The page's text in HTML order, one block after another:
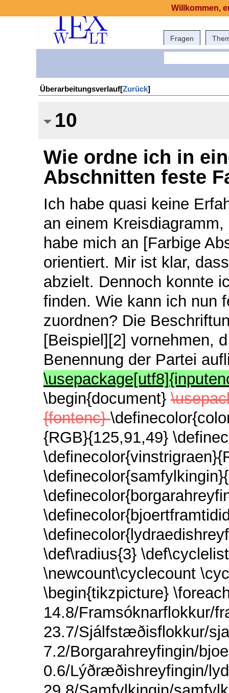
Fragen
Überarbeitungsverlauf[Zurück]
10
Wie ordne ich in
Abschnitten feste
Ich habe quasi keine
an einem
habe mich an [Farbige
orientiert. Mir ist klar,
abzielt. Dennoch konnte
finden. Wie kann ich nun
zuordnen? Die
[Beispiel][2] vornehmen,
Benennung der Partei
\begin{document}
{fontenc}
{RGB}{125,91,49}
\def\radius{3}
\newcount\cyclecount
\begin{tikzpicture}
14.8/Framsóknarflokkur/
23.7/Sjálfstæðisflokkur/
7.2/Borgarahreyfingin/
0.6/Lýðræðishreyfingin/
Willkommen,